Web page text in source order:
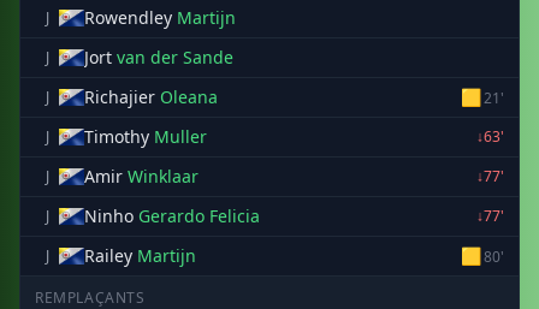
J Rowendley Martijn
J Jort van der Sande
J Richajier Oleana 🟨21'
J
Timothy Muller
↓63'
J
Amir Winklaar
↓77'
J
Ninho Gerardo Felicia
↓77'
J
Railey Martijn 🟨80'
REMPLAÇANTS